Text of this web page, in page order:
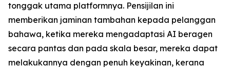
tonggak utama platformnya. Pensijilan ini
memberikan jaminan tambahan kepada pelanggan
bahawa, ketika mereka mengadaptasi AI beragen
secara pantas dan pada skala besar, mereka dapat
melakukannya dengan penuh keyakinan, kerana